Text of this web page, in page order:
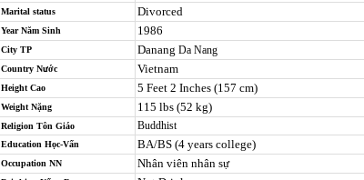
Marital status Divorced
Year Năm Sinh 1986
City TP Danang Da Nang
Country Nước Vietnam
Height Cao 5 Feet 2 Inches (157 cm)
Weight Nặng 115 lbs (52 kg)
Religion Tôn Giáo Buddhist
Education Học-Vấn BA/BS (4 years college)
Occupation NN Nhân viên nhân sự